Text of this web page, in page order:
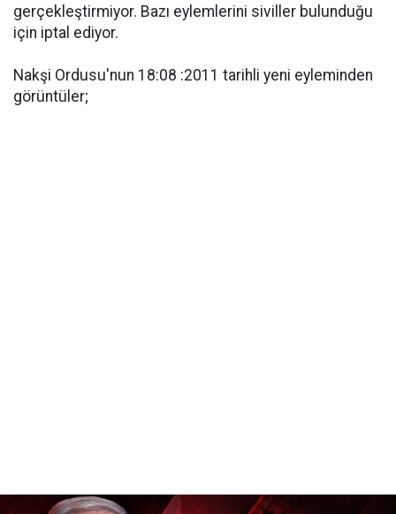
gerçekleştirmiyor. Bazı eylemlerini siviller bulunduğu
için iptal ediyor.
Nakşi Ordusu'nun 18:08 :2011 tarihli yeni eyleminden
görüntüler;